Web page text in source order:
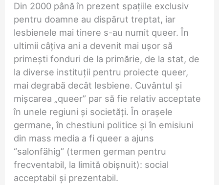
Din 2000 până în prezent spațiile exclusiv
pentru doamne au dispărut treptat, iar
lesbienele mai tinere s-au numit queer. În
ultimii câțiva ani a devenit mai ușor să
primești fonduri de la primărie, de la stat, de
la diverse instituții pentru proiecte queer,
mai degrabă decât lesbiene. Cuvântul și
mișcarea „queer” par să fie relativ acceptate
în unele regiuni și societăți. În orașele
germane, în chestiuni politice și în emisiuni
din mass media a fi queer a ajuns
“salonfähig” (termen german pentru
frecventabil, la limită obișnuit): social
acceptabil și prezentabil.